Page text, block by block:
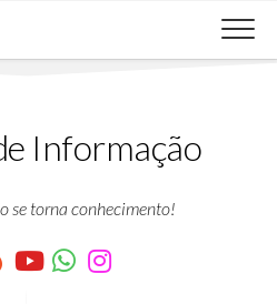
Informação
se torna conhecimento!